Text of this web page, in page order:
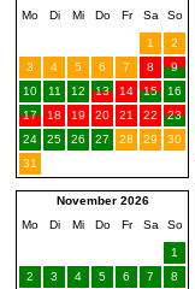
Mo
Di Mi Do Fr Sa So
1
2
3
4 5 6 7 8
9
10
11 12 13 14 15
16
17
18 19 20 21 22
23
24
25 26 27 28 29
30
31
November 2026
Mo
Di Mi Do Fr Sa So
1
2
3 4 5 6 7
8